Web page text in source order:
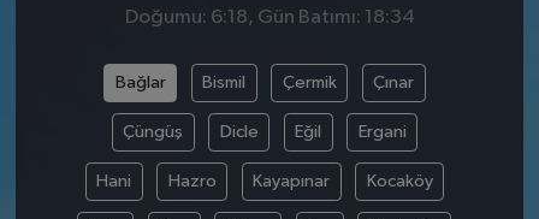
Doğumu: 6:18, Gün Batımı: 18:34
Bağlar Bismil Çermik Çınar
Çüngüş Dicle Eğil Ergani
Hani Hazro Kayapınar Kocaköy